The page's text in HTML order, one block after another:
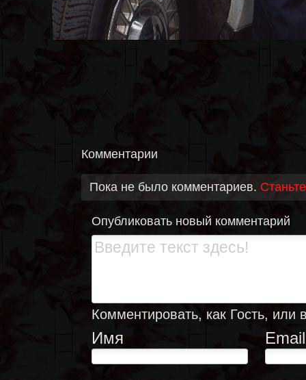
Комментарии
Пока не было комментариев.
Опубликовать новый комментарий
Комментировать, как Гость, или
Имя Email